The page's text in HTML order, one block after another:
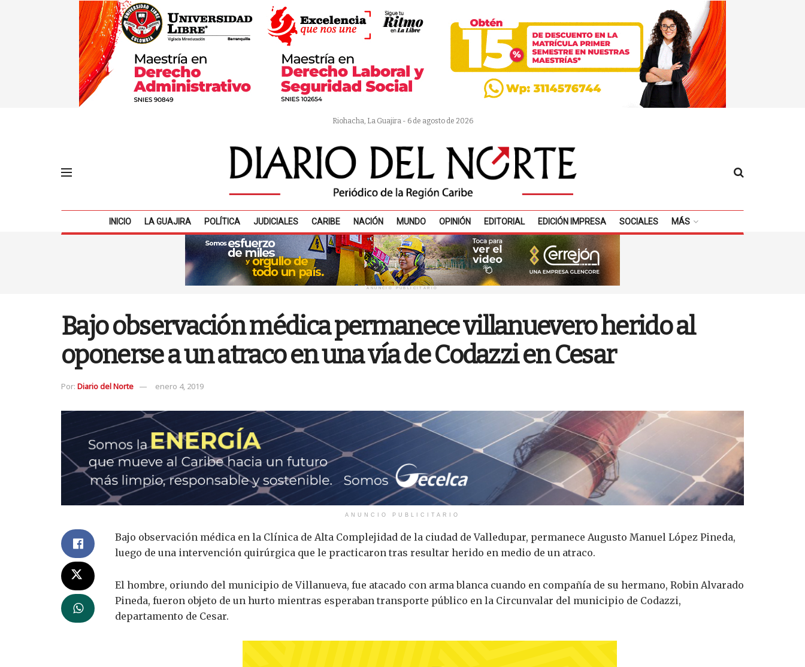
Riohacha, La Guajira - 6 de agosto de 2026
INICIO LA GUAJIRA POLÍTICA JUDICIALES CARIBE NACIÓN MUNDO OPINIÓN EDITORIAL EDICIÓN IMPRESA SOCIALES MÁS
ANUNCIO PUBLICITARIO
Bajo observación médica permanece villanuevero herido al
oponerse a un atraco en una vía de Codazzi en Cesar
Por: Diario del Norte enero 4, 2019
ANUNCIO PUBLICITARIO
Bajo observación médica en la Clínica de Alta Complejidad de la ciudad de Valledupar, permanece Augusto Manuel López Pineda,
luego de una intervención quirúrgica que le practicaron tras resultar herido en medio de un atraco.
El hombre, oriundo del municipio de Villanueva, fue atacado con arma blanca cuando en compañía de su hermano, Robin Alvarado
Pineda, fueron objeto de un hurto mientras esperaban transporte público en la Circunvalar del municipio de Codazzi,
departamento de Cesar.